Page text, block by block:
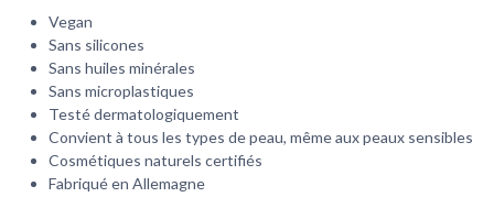
Vegan
Sans silicones
Sans huiles minérales
Sans microplastiques
Testé dermatologiquement
Convient à tous les types de peau, même aux peaux sensibles
Cosmétiques naturels certifiés
Fabriqué en Allemagne